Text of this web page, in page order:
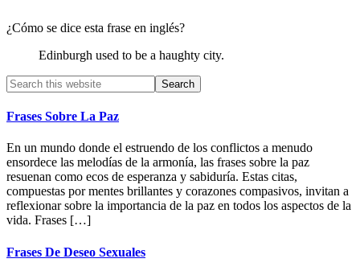
¿Cómo se dice esta frase en inglés?
Edinburgh used to be a haughty city.
Primary
Sidebar
Search
this
website
Frases Sobre La Paz
En un mundo donde el estruendo de los conflictos a menudo
ensordece las melodías de la armonía, las frases sobre la paz
resuenan como ecos de esperanza y sabiduría. Estas citas,
compuestas por mentes brillantes y corazones compasivos, invitan a
reflexionar sobre la importancia de la paz en todos los aspectos de la
vida. Frases […]
Frases De Deseo Sexuales